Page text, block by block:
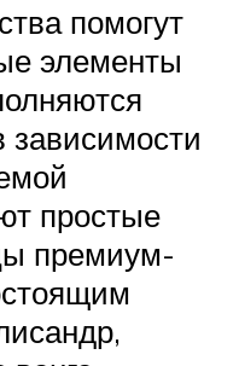
помогут
элементы
простые
премиум-